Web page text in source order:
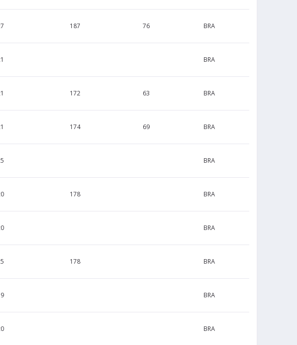
187 76 BRA
BRA
172 63 BRA
174 69 BRA
BRA
178 BRA
BRA
178 BRA
BRA
BRA